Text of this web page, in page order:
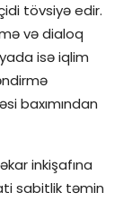
tövsiyə edir.
və dialoq
isə iqlim
baxımından
inkişafına
sabitlik təmin